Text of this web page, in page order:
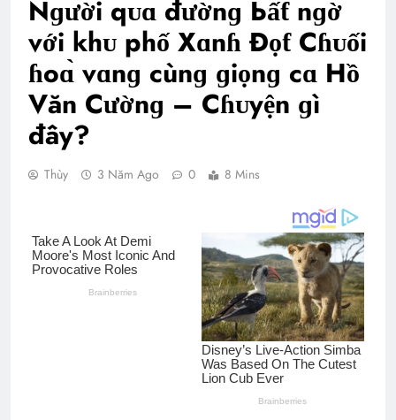
Nɡười qᴜɑ đườnɡ Ьấƭ nɡờ
với khᴜ phố Xɑnɦ Đọƭ Cɦᴜối
ɦoɑ̀ vɑnɡ cùnɡ ɡiọnɡ cɑ Hồ
Văn Cườnɡ – Cɦᴜyện ɡì
đây?
Thùy 3 Năm Ago 0 8 Mins